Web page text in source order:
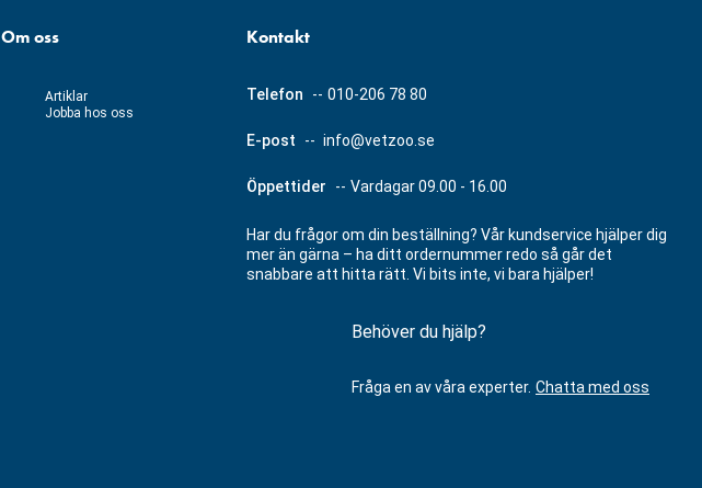
Om oss
Artiklar
Jobba hos oss
Kontakt
Telefon -- 010-206 78 80
E-post -- info@vetzoo.se
Öppettider -- Vardagar 09.00 - 16.00
Har du frågor om din beställning? Vår kundservice hjälper dig
mer än gärna – ha ditt ordernummer redo så går det
snabbare att hitta rätt. Vi bits inte, vi bara hjälper!
Behöver du hjälp?
Fråga en av våra experter. Chatta med oss